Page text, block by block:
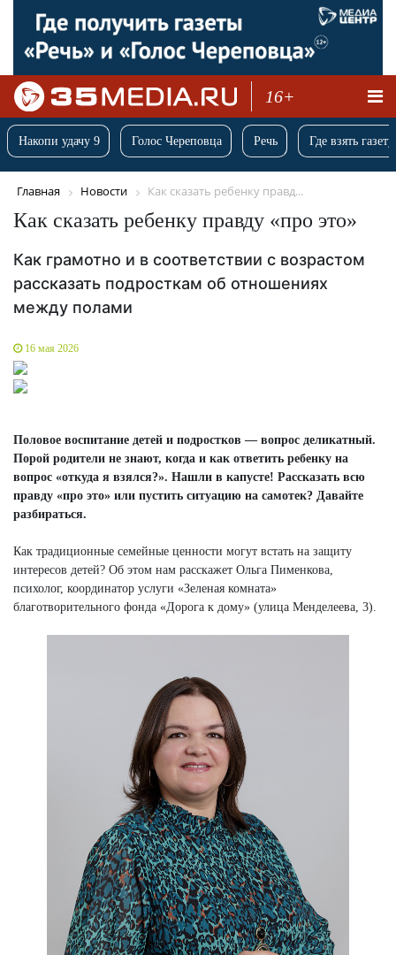
16+
Накопи удачу 9 Голос Череповца Речь Где взять
Главная Новости Как сказать ребенку правд...
Как сказать ребенку правду «про это»
Как грамотно и в соответствии с возрастом
рассказать подросткам об отношениях
между полами
16 мая 2026
Половое воспитание детей и подростков — вопрос деликатный.
Порой родители не знают, когда и как ответить ребенку на
вопрос «откуда я взялся?». Нашли в капусте! Рассказать всю
правду «про это» или пустить ситуацию на самотек? Давайте
разбираться.
Как традиционные семейные ценности могут встать на защиту
интересов детей? Об этом нам расскажет Ольга Пименкова,
психолог, координатор услуги «Зеленая комната»
благотворительного фонда «Дорога к дому» (улица Менделеева, 3).